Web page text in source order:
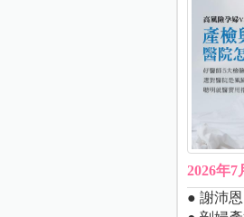
2026年7
● 謝沛